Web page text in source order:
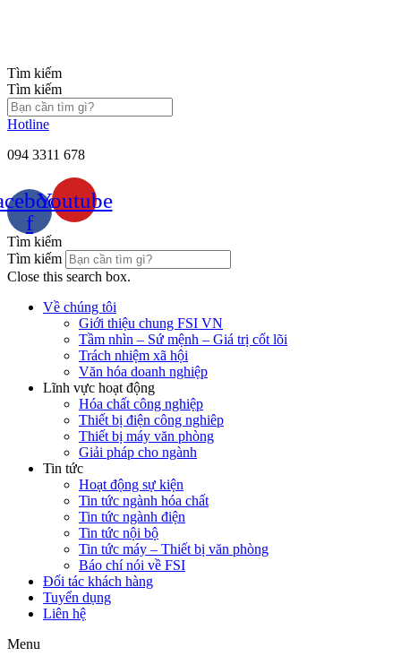
Tìm kiếm
Tìm kiếm
Hotline
094 3311 678
f
Youtube
Tìm kiếm
Tìm kiếm
Close this search box.
Về chúng tôi
Giới thiệu chung FSI VN
Tầm nhìn – Sứ mệnh – Giá trị cốt lõi
Trách nhiệm xã hội
Văn hóa doanh nghiệp
Lĩnh vực hoạt động
Hóa chất công nghiệp
Thiết bị điện công nghiêp
Thiết bị máy văn phòng
Giải pháp cho ngành
Tin tức
Hoạt động sự kiện
Tin tức ngành hóa chất
Tin tức ngành điện
Tin tức nội bộ
Tin tức máy – Thiết bị văn phòng
Báo chí nói về FSI
Đối tác khách hàng
Tuyển dụng
Liên hệ
Menu